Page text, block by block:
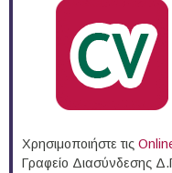
Χρησιμοποιήστε τις
Γραφείο Διασύνδεσης